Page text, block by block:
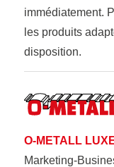
immédiatement.
les produits
disposition.
O-METALL
Marketing-